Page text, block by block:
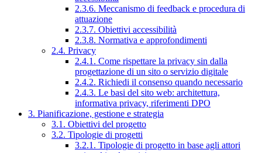
2.3.6. Meccanismo di feedback e procedura di
attuazione
2.3.7. Obiettivi accessibilità
2.3.8. Normativa e approfondimenti
2.4. Privacy
2.4.1. Come rispettare la privacy sin dalla
progettazione di un sito o servizio digitale
2.4.2. Richiedi il consenso quando necessario
2.4.3. Le basi del sito web: architettura,
informativa privacy, riferimenti DPO
3. Pianificazione, gestione e strategia
3.1. Obiettivi del progetto
3.2. Tipologie di progetti
3.2.1. Tipologie di progetto in base agli attori